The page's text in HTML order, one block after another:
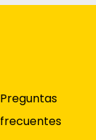
Preguntas
frecuentes